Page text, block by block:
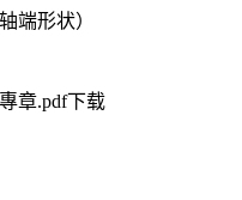
端形状）
章.pdf下载